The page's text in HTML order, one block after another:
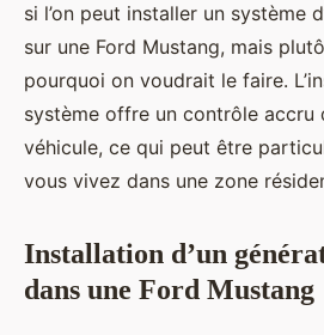
si l’on peut installer un système
sur une Ford Mustang, mais
pourquoi on voudrait le faire.
système offre un contrôle accru
véhicule, ce qui peut être
vous vivez dans une zone
Installation d’un
dans une Ford Mustang